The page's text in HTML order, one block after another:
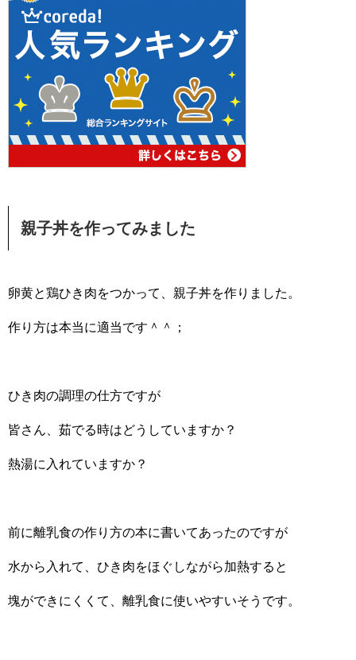
親子丼を作ってみました
卵黄と鶏ひき肉をつかって、親子丼を作りました。
作り方は本当に適当です＾＾；
ひき肉の調理の仕方ですが
皆さん、茹でる時はどうしていますか？
熱湯に入れていますか？
前に離乳食の作り方の本に書いてあったのですが
水から入れて、ひき肉をほぐしながら加熱すると
塊ができにくくて、離乳食に使いやすいそうです。